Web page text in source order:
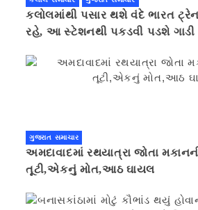
કલોલમાંથી પસાર થશે વંદે ભારત
રહે, આ સ્ટેશનથી પકડવી પડશે ગાડી
ગુજરાત સમાચાર
અમદાવાદમાં રથયાત્રા જોતા
તૂટી,એકનું મોત,આઠ ઘાયલ